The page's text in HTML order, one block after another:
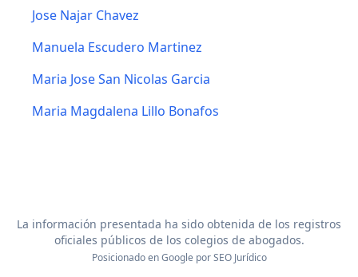
Jose Najar Chavez
Manuela Escudero Martinez
Maria Jose San Nicolas Garcia
Maria Magdalena Lillo Bonafos
La información presentada ha sido obtenida de los registros
oficiales públicos de los colegios de abogados.
Posicionado en Google porSEO Jurídico